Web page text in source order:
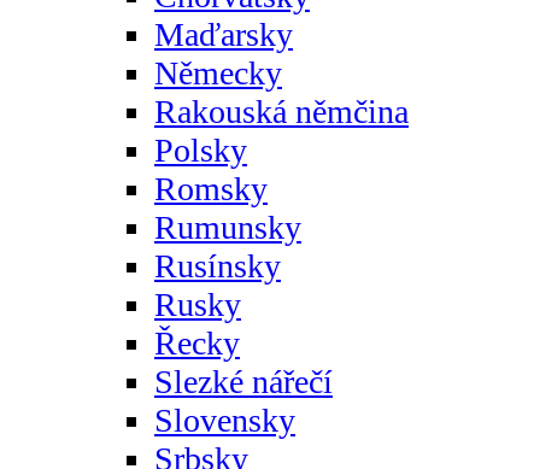
Maďarsky
Německy
Rakouská němčina
Polsky
Romsky
Rumunsky
Rusínsky
Rusky
Řecky
Slezké nářečí
Slovensky
Srbsky